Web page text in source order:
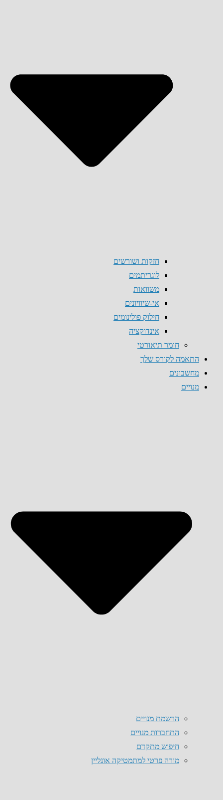
חזקות ושורשים
לוגריתמים
משוואות
אי-שיוויונים
חילוק פולינומים
אינדוקציה
חומר תיאורטי
התאמה לקורס שלך
מחשבונים
מנויים
הרשמת מנויים
התחברות מנויים
חיפוש מתקדם
מורה פרטי למתמטיקה אונליין